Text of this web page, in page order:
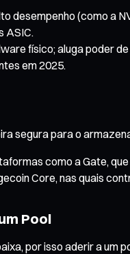
desempenho (como a
ASIC.
físico; aluga poder
em 2025.
segura para o
como a Gate,
Core, nas quais
Pool
por isso aderir a